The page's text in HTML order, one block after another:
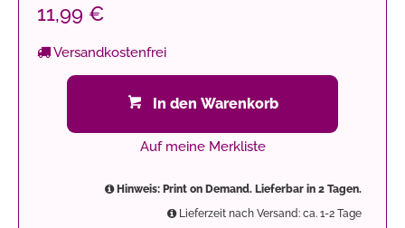
11,99 €
Versandkostenfrei
In den Warenkorb
Auf meine Merkliste
Hinweis: Print on Demand. Lieferbar in 2 Tagen.
Lieferzeit nach Versand: ca. 1-2 Tage